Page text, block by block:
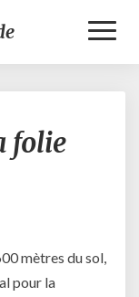
folie
mètres du sol,
pour la